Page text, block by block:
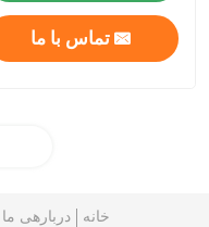
تماس با ما
خانه دربارهی ما